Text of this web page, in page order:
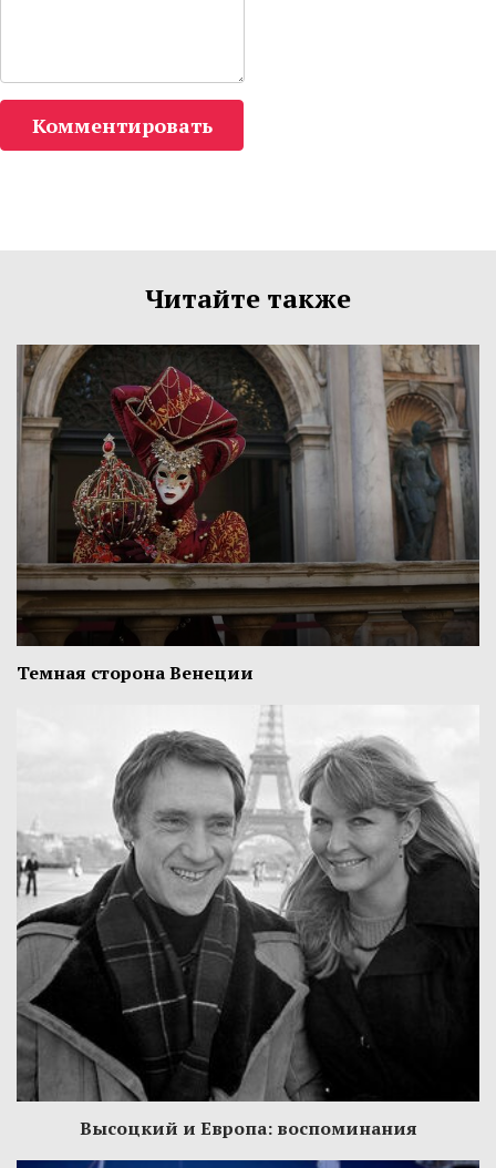
Комментировать
Читайте также
Темная сторона Венеции
Высоцкий и Европа: воспоминания